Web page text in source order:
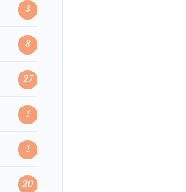
3
8
27
1
1
20